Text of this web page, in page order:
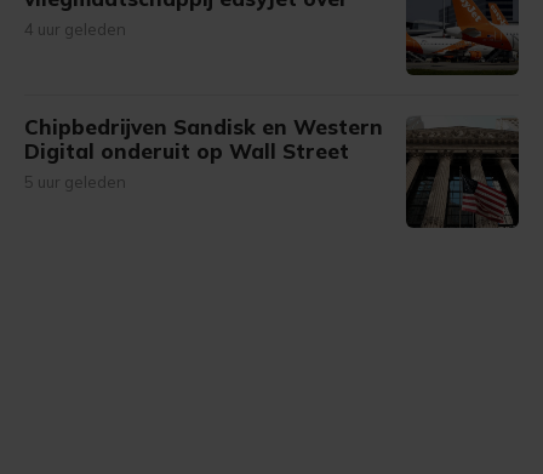
4 uur geleden
Chipbedrijven Sandisk en Western
Digital onderuit op Wall Street
5 uur geleden